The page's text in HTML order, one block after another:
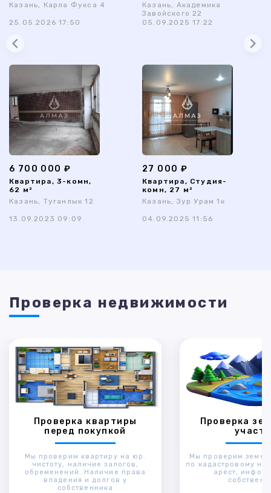
Казань, Карла Фукса 4
25.05.2026 17:50
Казань, Академика
Завойского 22
05.09.2025 17:22
6 700 000 ₽
Квартира, 3-комн,
62 м²
Казань, Туганлык 12
13.09.2023 09:09
27 000 ₽
Квартира, Студия-
комн, 27 м²
Казань, Зур Урам 1к
04.09.2025 11:56
Проверка недвижимости
Проверка квартиры
перед покупкой
Мы проверим квартиру на юр.
чистоту, наличие залогов,
обременений. Наличие права
владения и долгов у
собственника
Проверка
Мы проверим
по кадастровому
арест,